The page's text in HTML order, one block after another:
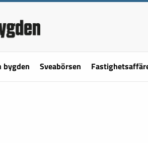
bygden Sveabörsen